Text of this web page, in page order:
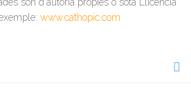
www.cathopic.com